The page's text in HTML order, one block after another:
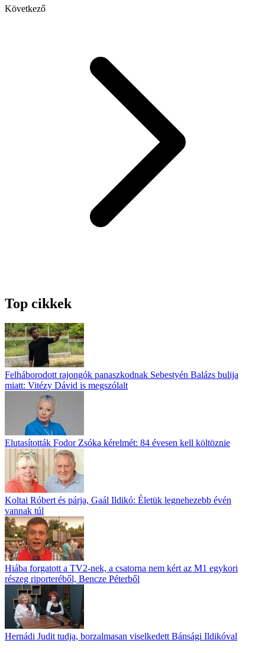
Következő
Top cikkek
Felháborodott rajongók panaszkodnak Sebestyén Balázs bulija
miatt: Vitézy Dávid is megszólalt
Elutasították Fodor Zsóka kérelmét: 84 évesen kell költöznie
Koltai Róbert és párja, Gaál Ildikó: Életük legnehezebb évén
vannak túl
Hiába forgatott a TV2-nek, a csatorna nem kért az M1 egykori
részeg riporteréből, Bencze Péterből
Hernádi Judit tudja, borzalmasan viselkedett Bánsági Ildikóval